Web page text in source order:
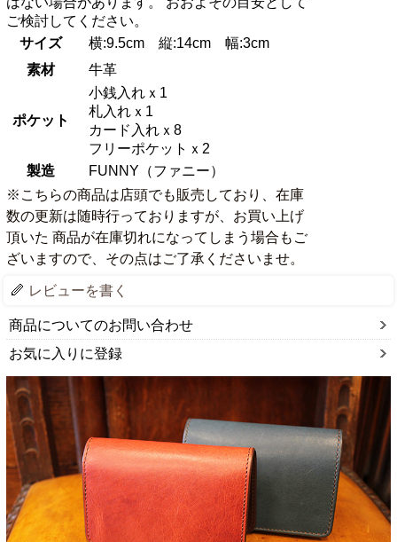
ご検討してください。
サイズ
横:9.5cm 縦:14cm 幅:3cm
素材
牛革
ポケット
小銭入れｘ1
札入れｘ1
カード入れｘ8
フリーポケットｘ2
製造
FUNNY（ファニー）
※こちらの商品は店頭でも販売しており、在庫
数の更新は随時行っておりますが、お買い上げ
頂いた 商品が在庫切れになってしまう場合もご
ざいますので、その点はご了承くださいませ。
レビューを書く
商品についてのお問い合わせ
お気に入りに登録